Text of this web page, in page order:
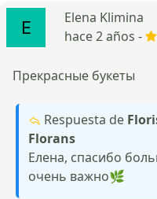
Elena Klimina
hace 2 años -
Прекрасные букеты
Respuesta de
Florans
Елена, спасибо
очень важно🌿